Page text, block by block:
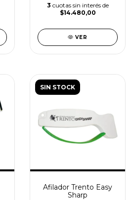
3 cuotas sin interés de
$14.480,00
VER
SIN STOCK
Afilador Trento Easy
Sharp